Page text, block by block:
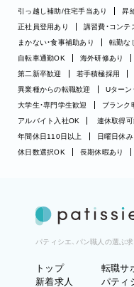
引っ越し補助/住宅手当あり
昇
正社員登用あり
講習費・コンテ
まかない・食事補助あり
転勤な
自転車通勤OK
海外研修あり
第二新卒歓迎
若手積極採用
異業種からの転職歓迎
Uターン
大学生・専門学生歓迎
ブランク
アルバイト入社OK
連休取得
年間休日110日以上
日曜日休み
休日数選択OK
長期休暇あり
パティシエ、パン職人の選ぶ
トップ
新着求人
転職サ
パティ